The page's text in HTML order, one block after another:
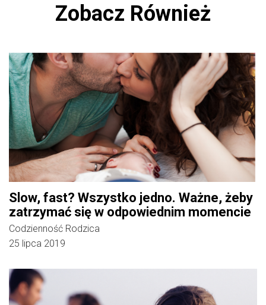
Zobacz Również
Slow, fast? Wszystko jedno. Ważne, żeby
zatrzymać się w odpowiednim momencie
Codzienność Rodzica
25 lipca 2019